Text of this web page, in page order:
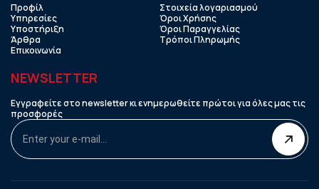
Προφίλ
Υπηρεσίες
Υποστήριξη
Άρθρα
Επικοινωνία
Στοιχεία λογαριασμού
Όροι Χρήσης
Όροι Παραγγελίας
Τρόποι Πληρωμής
NEWSLETTER
Εγγραφείτε στο newsletter κι ενημερωθείτε πρώτοι για όλες μας τις
προσφορές